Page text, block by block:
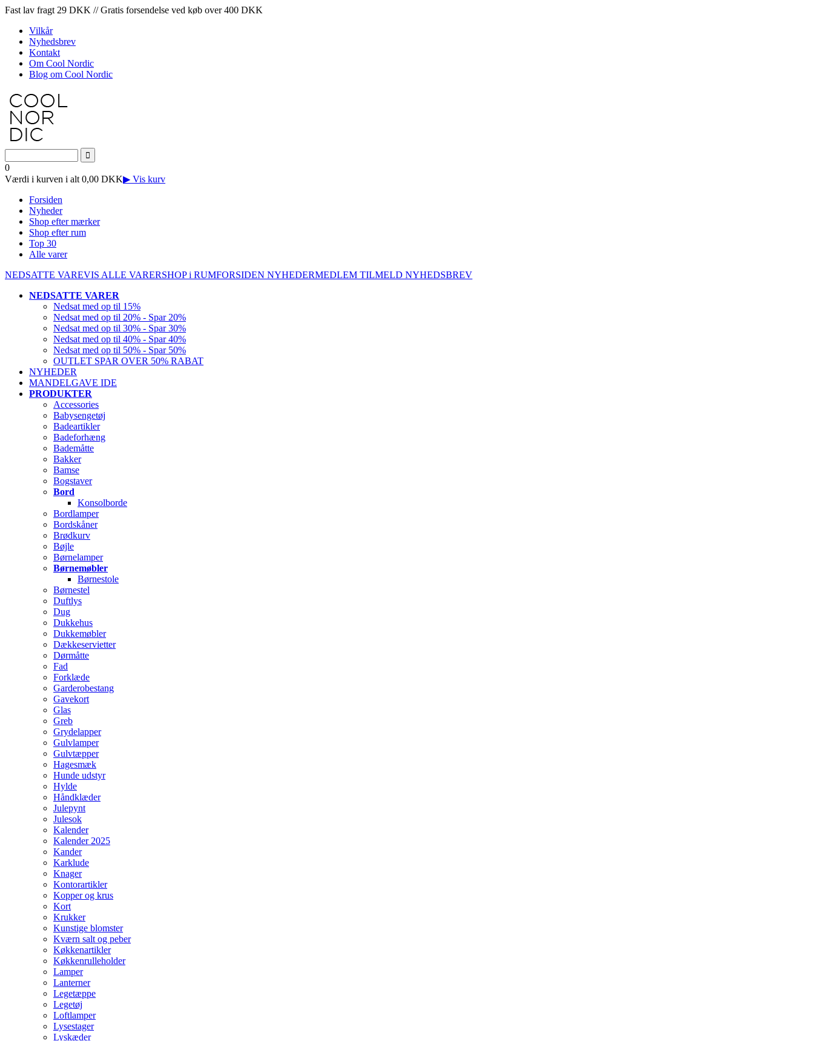
Fast lav fragt 29 DKK // Gratis forsendelse ved køb over 400 DKK
Vilkår
Nyhedsbrev
Kontakt
Om Cool Nordic
Blog om Cool Nordic
0
Værdi i kurven i alt 0,00 DKK▶ Vis kurv
Forsiden
Nyheder
Shop efter mærker
Shop efter rum
Top 30
Alle varer
NEDSATTE VAREVIS ALLE VARERSHOP i RUMFORSIDEN NYHEDERMEDLEM TILMELD NYHEDSBREV
NEDSATTE VARER
Nedsat med op til 15%
Nedsat med op til 20% - Spar 20%
Nedsat med op til 30% - Spar 30%
Nedsat med op til 40% - Spar 40%
Nedsat med op til 50% - Spar 50%
OUTLET SPAR OVER 50% RABAT
NYHEDER
MANDELGAVE IDE
PRODUKTER
Accessories
Babysengetøj
Badeartikler
Badeforhæng
Bademåtte
Bakker
Bamse
Bogstaver
Bord
Konsolborde
Bordlamper
Bordskåner
Brødkurv
Bøjle
Børnelamper
Børnemøbler
Børnestole
Børnestel
Duftlys
Dug
Dukkehus
Dukkemøbler
Dækkeservietter
Dørmåtte
Fad
Forklæde
Garderobestang
Gavekort
Glas
Greb
Grydelapper
Gulvlamper
Gulvtæpper
Hagesmæk
Hunde udstyr
Hylde
Håndklæder
Julepynt
Julesok
Kalender
Kalender 2025
Kander
Karklude
Knager
Kontorartikler
Kopper og krus
Kort
Krukker
Kunstige blomster
Kværn salt og peber
Køkkenartikler
Køkkenrulleholder
Lamper
Lanterner
Legetæppe
Legetøj
Loftlamper
Lysestager
Lyskæder